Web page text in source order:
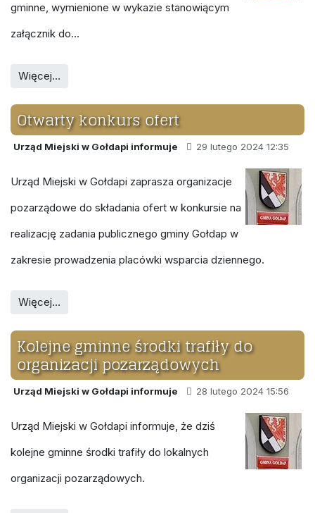
gminne, wymienione w wykazie stanowiącym
załącznik do...
Więcej…
Otwarty konkurs ofert
Urząd Miejski w Gołdapi informuje 29 lutego 2024 12:35
Urząd Miejski w Gołdapi zaprasza organizacje
pozarządowe do składania ofert w konkursie na
realizację zadania publicznego gminy Gołdap w
zakresie prowadzenia placówki wsparcia dziennego.
Więcej…
Kolejne gminne środki trafiły do
organizacji pozarządowych
Urząd Miejski w Gołdapi informuje 28 lutego 2024 15:56
Urząd Miejski w Gołdapi informuje, że dziś
kolejne gminne środki trafiły do lokalnych
organizacji pozarządowych.